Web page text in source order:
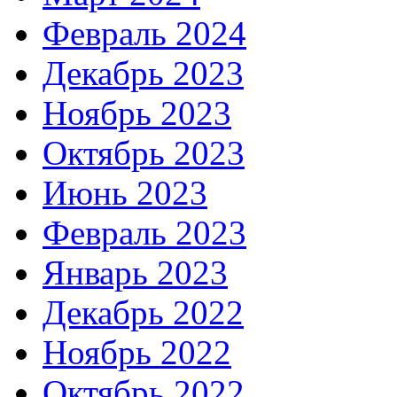
Февраль 2024
Декабрь 2023
Ноябрь 2023
Октябрь 2023
Июнь 2023
Февраль 2023
Январь 2023
Декабрь 2022
Ноябрь 2022